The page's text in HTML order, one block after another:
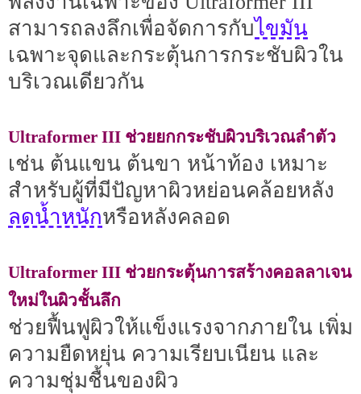
สามารถลงลึกเพื่อจัดการกับไขมัน
เฉพาะจุดและกระตุ้นการกระชับผิวใน
บริเวณเดียวกัน
Ultraformer III ช่วยยกกระชับผิวบริเวณลำตัว
เช่น ต้นแขน ต้นขา หน้าท้อง เหมาะ
สำหรับผู้ที่มีปัญหาผิวหย่อนคล้อยหลัง
ลดน้ำหนักหรือหลังคลอด
Ultraformer III ช่วยกระตุ้นการสร้างคอลลาเจน
ใหม่ในผิวชั้นลึก
ช่วยฟื้นฟูผิวให้แข็งแรงจากภายใน เพิ่ม
ความยืดหยุ่น ความเรียบเนียน และ
ความชุ่มชื้นของผิว